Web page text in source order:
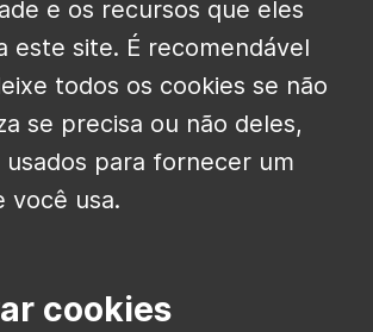
e os recursos que eles
este site. É recomendável
todos os cookies se não
se precisa ou não deles,
usados ​​para fornecer um
você usa.
cookies